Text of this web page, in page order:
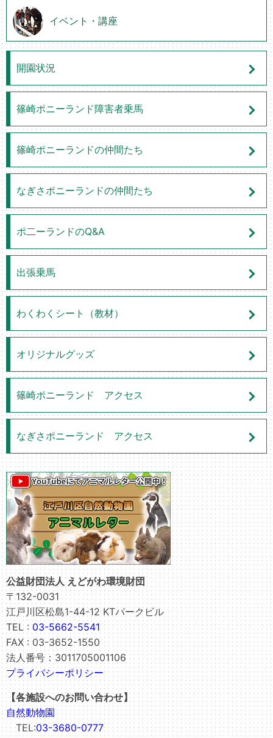
イベント・講座
開園状況
篠崎ポニーランド障害者乗馬
篠崎ポニーランドの仲間たち
なぎさポニーランドの仲間たち
ポ二ーランドのQ&A
出張乗馬
わくわくシート（教材）
オリジナルグッズ
篠崎ポニーランド アクセス
なぎさポニーランド アクセス
公益財団法人 えどがわ環境財団
〒132-0031
江戸川区松島1-44-12 KTパークビル
TEL :03-5662-5541
FAX : 03-3652-1550
法人番号：3011705001106
プライバシーポリシー
【各施設へのお問い合わせ】
自然動物園
TEL:03-3680-0777